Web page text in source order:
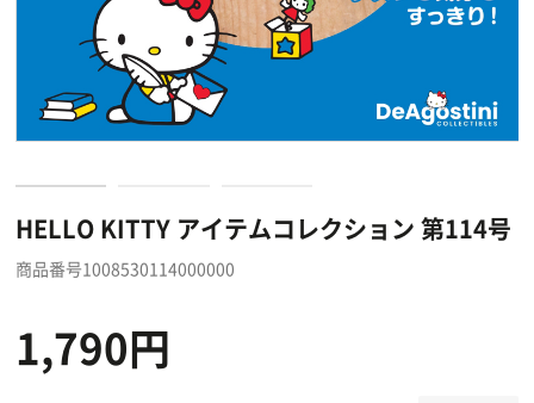
HELLO KITTY アイテムコレクション 第114号
商品番号1008530114000000
1,790円